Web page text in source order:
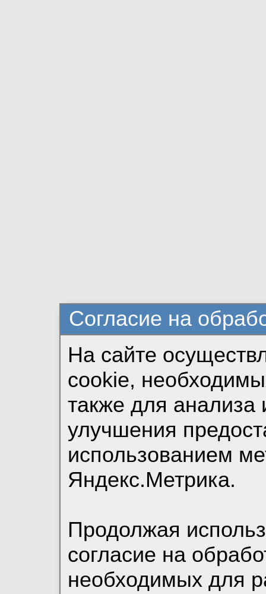
Согласие на
На сайте
cookie,
также для анализа
улучшения
использованием
Яндекс.Метрика.
Продолжая
согласие на
необходимых для